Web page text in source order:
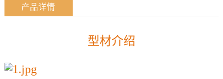
产品详情
型材介绍